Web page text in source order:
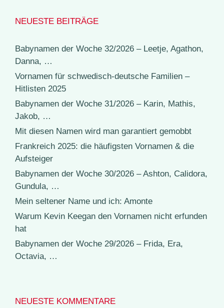
NEUESTE BEITRÄGE
Babynamen der Woche 32/2026 – Leetje, Agathon,
Danna, …
Vornamen für schwedisch-deutsche Familien –
Hitlisten 2025
Babynamen der Woche 31/2026 – Karin, Mathis,
Jakob, …
Mit diesen Namen wird man garantiert gemobbt
Frankreich 2025: die häufigsten Vornamen & die
Aufsteiger
Babynamen der Woche 30/2026 – Ashton, Calidora,
Gundula, …
Mein seltener Name und ich: Amonte
Warum Kevin Keegan den Vornamen nicht erfunden
hat
Babynamen der Woche 29/2026 – Frida, Era,
Octavia, …
NEUESTE KOMMENTARE